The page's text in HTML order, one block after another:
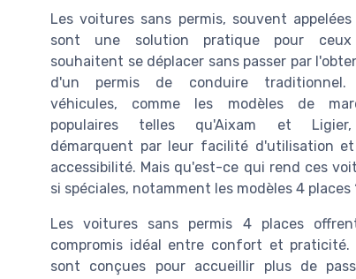
Les voitures sans permis, souvent appelées
sont une solution pratique pour
souhaitent se déplacer sans passer par
d'un permis de conduire traditionnel.
véhicules, comme les modèles de
populaires telles qu'Aixam et
démarquent par leur facilité d'utilisation
accessibilité. Mais qu'est-ce qui rend ces
si spéciales, notamment les modèles 4 places
Les voitures sans permis 4 places
compromis idéal entre confort et praticité.
sont conçues pour accueillir plus de